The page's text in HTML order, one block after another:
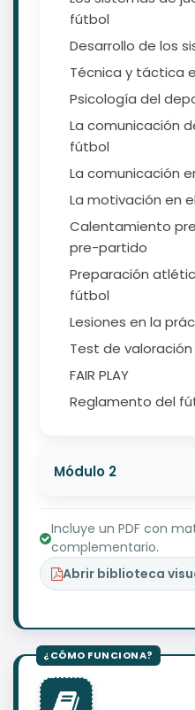
fútbol
Desarrollo de los
Técnica y táctica
Psicología del
La comunicación
fútbol
La comunicación
La motivación en
Calentamiento
pre-partido
Preparación
fútbol
Lesiones en la
Test de
FAIR PLAY
Reglamento del
Módulo 2
Incluye un PDF con
complementario.
Abrir biblioteca